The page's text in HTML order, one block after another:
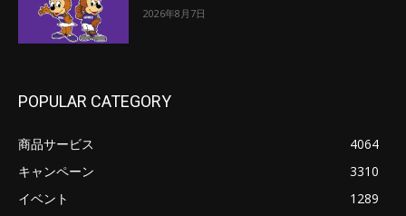
2026年8月7日
POPULAR CATEGORY
商品サービス
4064
キャンペーン
3310
イベント
1289